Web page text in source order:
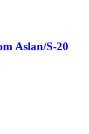
Aslan/S-20